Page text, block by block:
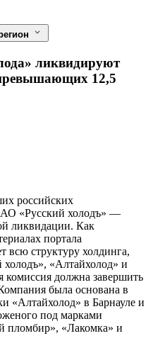
ликвидируют
12,5
российских
«Русский холодъ» —
ликвидации. Как
портала
всю структуру холдинга,
«Алтайхолод» и
должна завершить
была основана в
«Алтайхолод» в Барнауле и
под марками
пломбир», «Лакомка» и